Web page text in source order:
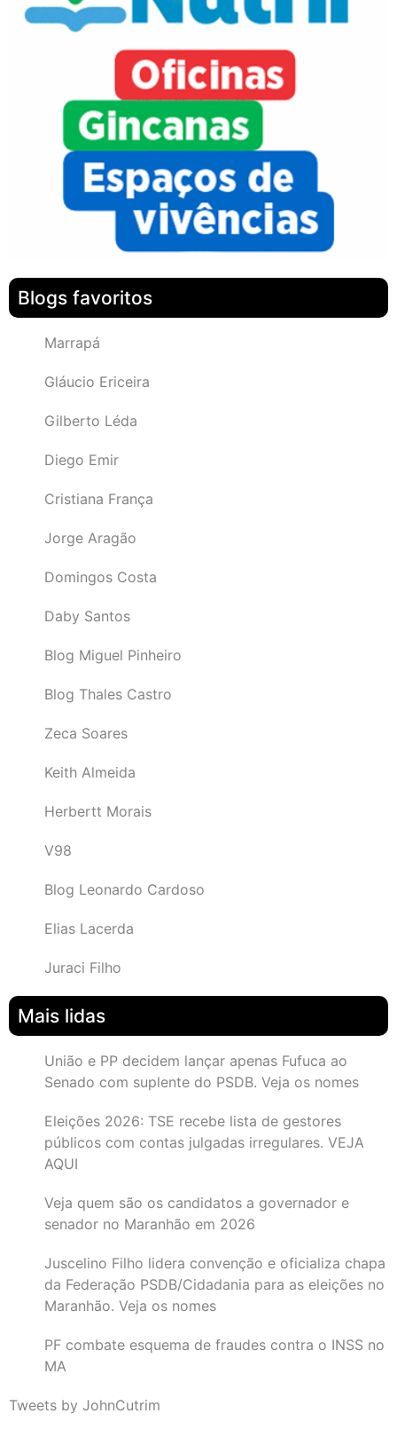
Blogs favoritos
Marrapá
Gláucio Ericeira
Gilberto Léda
Diego Emir
Cristiana França
Jorge Aragão
Domingos Costa
Daby Santos
Blog Miguel Pinheiro
Blog Thales Castro
Zeca Soares
Keith Almeida
Herbertt Morais
V98
Blog Leonardo Cardoso
Elias Lacerda
Juraci Filho
Mais lidas
União e PP decidem lançar apenas Fufuca ao
Senado com suplente do PSDB. Veja os nomes
Eleições 2026: TSE recebe lista de gestores
públicos com contas julgadas irregulares. VEJA
AQUI
Veja quem são os candidatos a governador e
senador no Maranhão em 2026
Juscelino Filho lidera convenção e oficializa chapa
da Federação PSDB/Cidadania para as eleições no
Maranhão. Veja os nomes
PF combate esquema de fraudes contra o INSS no
MA
Tweets by JohnCutrim